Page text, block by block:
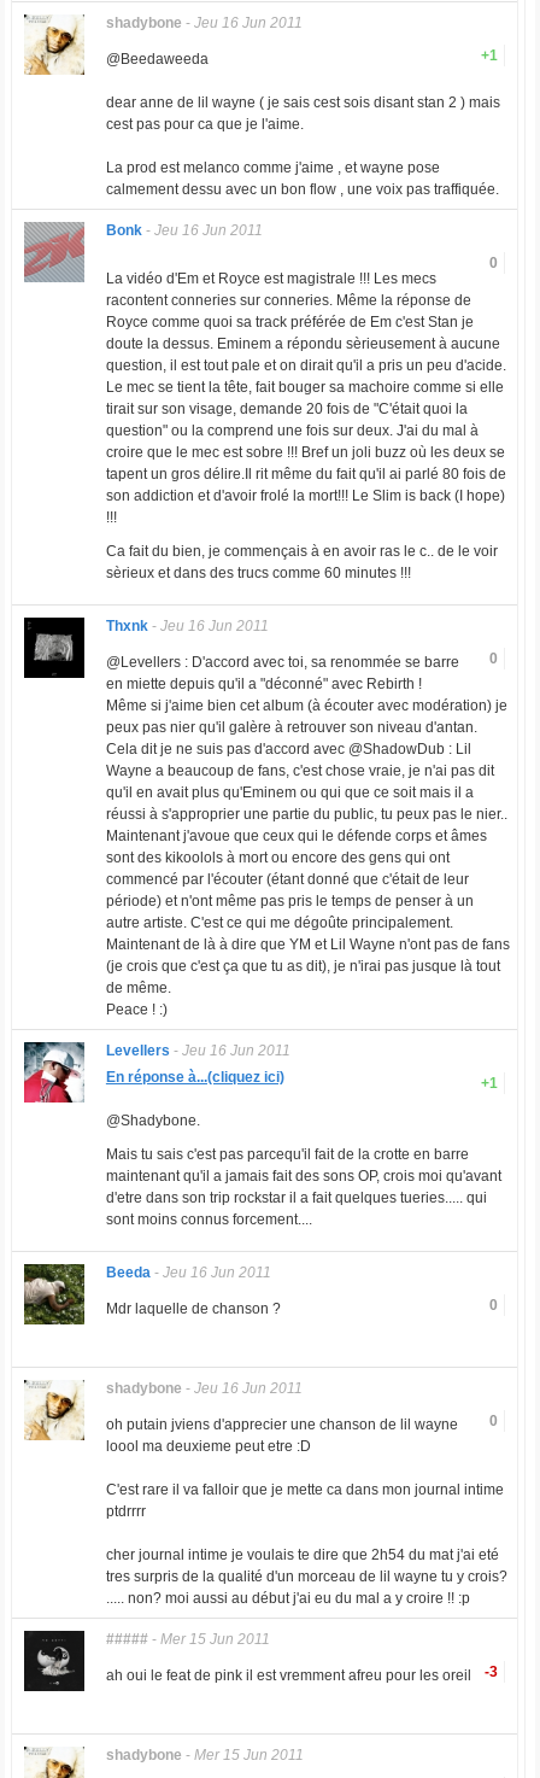
shadybone - Jeu 16 Jun 2011
+1
@Beedaweeda
dear anne de lil wayne ( je sais cest sois disant stan 2 ) mais
cest pas pour ca que je l'aime.
La prod est melanco comme j'aime , et wayne pose
calmement dessu avec un bon flow , une voix pas traffiquée.
Bonk- Jeu 16 Jun 2011
0
La vidéo d'Em et Royce est magistrale !!! Les mecs
racontent conneries sur conneries. Même la réponse de
Royce comme quoi sa track préférée de Em c'est Stan je
doute la dessus. Eminem a répondu sèrieusement à aucune
question, il est tout pale et on dirait qu'il a pris un peu d'acide.
Le mec se tient la tête, fait bouger sa machoire comme si elle
tirait sur son visage, demande 20 fois de "C'était quoi la
question" ou la comprend une fois sur deux. J'ai du mal à
croire que le mec est sobre !!! Bref un joli buzz où les deux se
tapent un gros délire.Il rit même du fait qu'il ai parlé 80 fois de
son addiction et d'avoir frolé la mort!!! Le Slim is back (I hope)
!!!
Ca fait du bien, je commençais à en avoir ras le c.. de le voir
sèrieux et dans des trucs comme 60 minutes !!!
Thxnk- Jeu 16 Jun 2011
0
@Levellers : D'accord avec toi, sa renommée se barre
en miette depuis qu'il a "déconné" avec Rebirth !
Même si j'aime bien cet album (à écouter avec modération) je
peux pas nier qu'il galère à retrouver son niveau d'antan.
Cela dit je ne suis pas d'accord avec @ShadowDub : Lil
Wayne a beaucoup de fans, c'est chose vraie, je n'ai pas dit
qu'il en avait plus qu'Eminem ou qui que ce soit mais il a
réussi à s'approprier une partie du public, tu peux pas le nier..
Maintenant j'avoue que ceux qui le défende corps et âmes
sont des kikoolols à mort ou encore des gens qui ont
commencé par l'écouter (étant donné que c'était de leur
période) et n'ont même pas pris le temps de penser à un
autre artiste. C'est ce qui me dégoûte principalement.
Maintenant de là à dire que YM et Lil Wayne n'ont pas de fans
(je crois que c'est ça que tu as dit), je n'irai pas jusque là tout
de même.
Peace ! :)
Levellers - Jeu 16 Jun 2011
+1
En réponse à...(cliquez ici)
@Shadybone.
Mais tu sais c'est pas parcequ'il fait de la crotte en barre
maintenant qu'il a jamais fait des sons OP, crois moi qu'avant
d'etre dans son trip rockstar il a fait quelques tueries..... qui
sont moins connus forcement....
Beeda- Jeu 16 Jun 2011
0
Mdr laquelle de chanson ?
shadybone - Jeu 16 Jun 2011
0
oh putain jviens d'apprecier une chanson de lil wayne
loool ma deuxieme peut etre :D
C'est rare il va falloir que je mette ca dans mon journal intime
ptdrrrr
cher journal intime je voulais te dire que 2h54 du mat j'ai eté
tres surpris de la qualité d'un morceau de lil wayne tu y crois?
..... non? moi aussi au début j'ai eu du mal a y croire !! :p
#####- Mer 15 Jun 2011
-3
ah oui le feat de pink il est vremment afreu pour les oreil
shadybone - Mer 15 Jun 2011